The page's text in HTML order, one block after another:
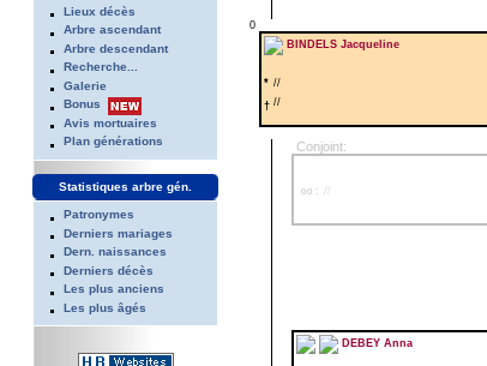
Lieux décès
Arbre ascendant
Arbre descendant
Recherche...
Galerie
Bonus
Avis mortuaires
Plan générations
Statistiques arbre gén.
Patronymes
Derniers mariages
Dern. naissances
Derniers décès
Les plus anciens
Les plus âgés
0
BINDELS Jacqueline
* //
† //
Conjoint:
oo : //
DEBEY Anna